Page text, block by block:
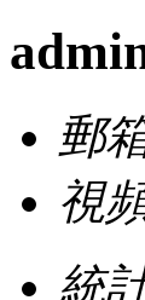
郵
視
統